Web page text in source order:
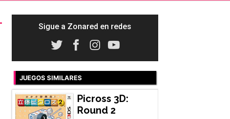
Sigue a Zonared en redes
JUEGOS SIMILARES
Picross 3D:
Round 2